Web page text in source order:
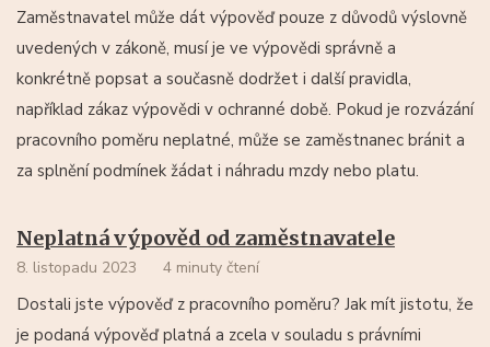
Zaměstnavatel může dát výpověď pouze z důvodů výslovně
uvedených v zákoně, musí je ve výpovědi správně a
konkrétně popsat a současně dodržet i další pravidla,
například zákaz výpovědi v ochranné době. Pokud je rozvázání
pracovního poměru neplatné, může se zaměstnanec bránit a
za splnění podmínek žádat i náhradu mzdy nebo platu.
Neplatná výpověd od zaměstnavatele
8. listopadu 2023 4 minuty čtení
Dostali jste výpověď z pracovního poměru? Jak mít jistotu, že
je podaná výpověď platná a zcela v souladu s právními